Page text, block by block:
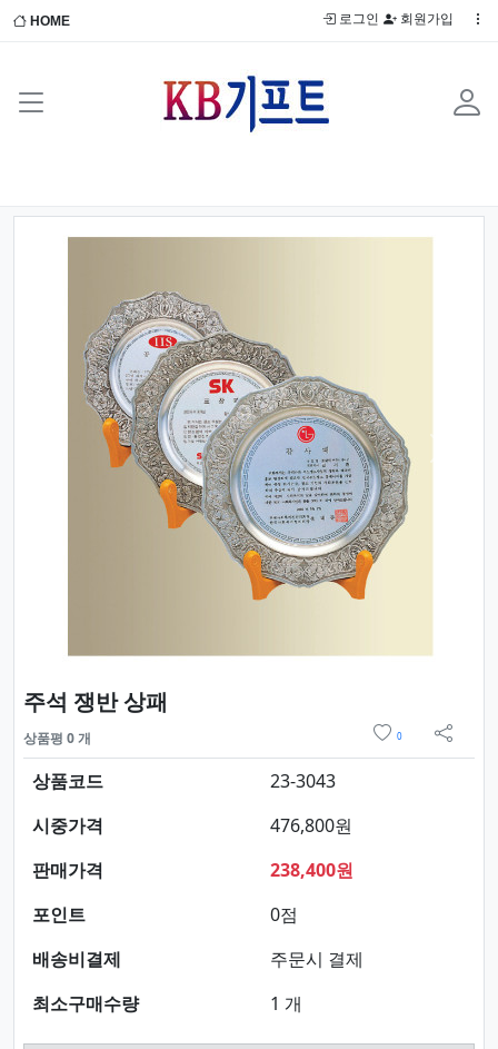
HOME 로그인 회원가입
Previous
주석 쟁반 상패
상품평 0 개 0
sns 공
상품코드
23-3043
시중가격
476,800원
판매가격
238,400원
포인트
0점
배송비결제
주문시 결제
최소구매수량
1 개